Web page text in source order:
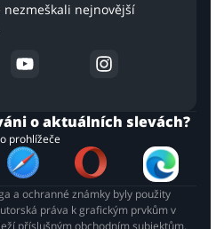
nejnovější
o aktuálních slevách?
prohlížeče
a ochranné známky byly použity
práva k grafickým prvkům v
příslušným obchodním subjektům.